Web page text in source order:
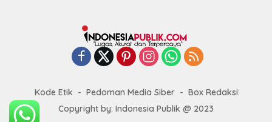
Kode Etik Pedoman Media Siber
Box Redaksi:
Copyright by: Indonesia Publik @ 2023